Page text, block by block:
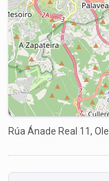
Rúa Ánade Real 11,